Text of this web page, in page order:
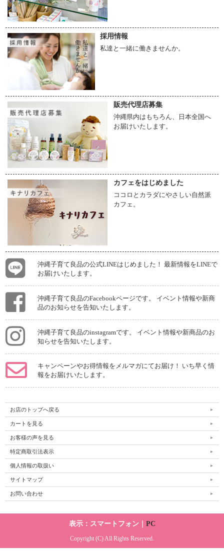
採用情報
私達と一緒に働きませんか。
販売代理店募集
沖縄県内はもちろん、日本全国へ
お届けいたします。
カフェをはじめました
ココロとカラダにやさしい自然派
カフェ。
沖縄子育て良品の公式LINEはじめました！ 最新情報をLINEで
お届けいたします。
沖縄子育て良品のFacebookページです。 イベント情報や新商
品のお知らせを告知いたします。
沖縄子育て良品のinstagramです。 イベント情報や新商品のお
知らせを告知いたします。
キャンペーンやお得情報をメルマガにてお届け！ いち早く情
報をお届けいたします。
お店のトップへ戻る
カートを見る
お客様の声を見る
特定商取引法表示
個人情報の取扱い
サイトマップ
お問い合わせ
表示：スマートフォン｜ PC
Copyright (C) All Rights Reserved.